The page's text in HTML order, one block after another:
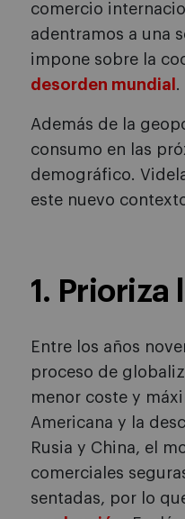
comercio
adentramos a una
impone sobre la
desorden mundial .
Además de la
consumo en las
demográfico.
este nuevo
1. Prioriza
Entre los años
proceso de
menor coste y
Americana y la
Rusia y China, el
comerciales
sentadas, por lo